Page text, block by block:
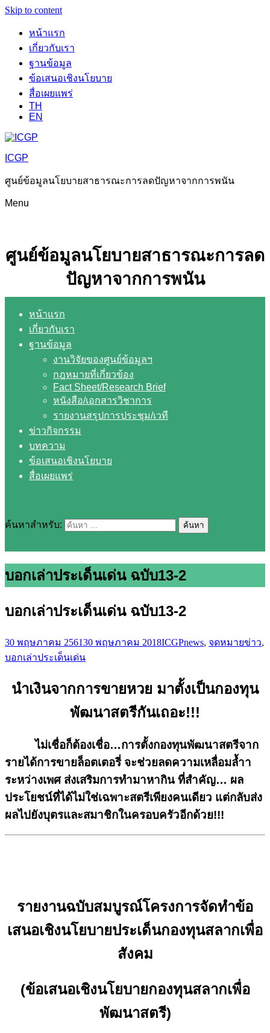
Skip to content
หน้าแรก
เกี่ยวกับเรา
ฐานข้อมูล
ข้อเสนอเชิงนโยบาย
สื่อเผยแพร่
TH
EN
ICGP
ศูนย์ข้อมูลนโยบายสาธารณะการลดปัญหาจากการพนัน
Menu
ศูนย์ข้อมูลนโยบายสาธารณะการลด
ปัญหาจากการพนัน
หน้าแรก
เกี่ยวกับเรา
ฐานข้อมูล
งานวิจัยของศูนย์ข้อมูลฯ
กฎหมายที่เกี่ยวข้อง
Fact Sheet/Research Brief
หนังสือ/เอกสารวิชาการ
รายงานสรุปการประชุม/เวที
ข่าวกิจกรรม
บทความ
ข้อเสนอเชิงนโยบาย
สื่อเผยแพร่
ค้นหาสำหรับ:
บอกเล่าประเด็นเด่น ฉบับ13-2
บอกเล่าประเด็นเด่น ฉบับ13-2
30 พฤษภาคม 256130 พฤษภาคม 2018ICGPnews, จดหมายข่าว,
บอกเล่าประเด็นเด่น
นำเงินจากการขายหวย มาตั้งเป็นกองทุน
พัฒนาสตรีกันเถอะ!!!
ไม่เชื่อก็ต้องเชื่อ…การตั้งกองทุนพัฒนาสตรีจาก
รายได้การขายล็อตเตอรี่ จะช่วยลดความเหลื่อมล้ำา
ระหว่างเพศ ส่งเสริมการทำมาหากิน ที่สำคัญ… ผล
ประโยชน์ที่ได้ไม่ใช่เฉพาะสตรีเพียงคนเดียว แต่กลับส่ง
ผลไปยังบุตรและสมาชิกในครอบครัวอีกด้วย!!!
รายงานฉบับสมบูรณ์โครงการจัดทำข้อ
เสนอเชิงนโยบายประเด็นกองทุนสลากเพื่อ
สังคม
(ข้อเสนอเชิงนโยบายกองทุนสลากเพื่อ
พัฒนาสตรี)